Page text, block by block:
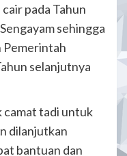
pada Tahun
sehingga
Pemerintah
selanjutnya
camat tadi untuk
dilanjutkan
bantuan dan